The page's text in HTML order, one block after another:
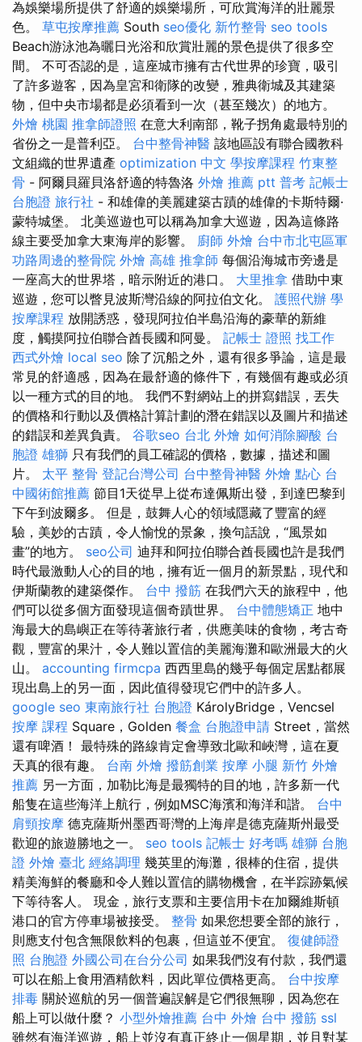
為娛樂場所提供了舒適的娛樂場所，可欣賞海洋的壯麗景
色。 草屯按摩推薦 South seo優化 新竹整骨 seo tools
Beach游泳池為曬日光浴和欣賞壯麗的景色提供了很多空
間。 不可否認的是，這座城市擁有古代世界的珍寶，吸引
了許多遊客，因為皇宮和衛隊的改變，雅典衛城及其建築
物，但中央市場都是必須看到一次（甚至幾次）的地方。
外燴 桃園 推拿師證照 在意大利南部，靴子拐角處最特別的
省份之一是普利亞。 台中整骨神醫 該地區設有聯合國教科
文組織的世界遺產 optimization 中文 學按摩課程 竹東整
骨 - 阿爾貝羅貝洛舒適的特魯洛 外燴 推薦 ptt 普考 記帳士
台胞證 旅行社 - 和雄偉的美麗建築古蹟的雄偉的卡斯特爾·
蒙特城堡。 北美巡遊也可以稱為加拿大巡遊，因為這條路
線主要受加拿大東海岸的影響。 廚師 外燴 台中市北屯區軍
功路周邊的整骨院 外燴 高雄 推拿師 每個沿海城市旁邊是
一座高大的世界塔，暗示附近的港口。 大里推拿 借助中東
巡遊，您可以瞥見波斯灣沿線的阿拉伯文化。 護照代辦 學
按摩課程 放開誘惑，發現阿拉伯半島沿海的豪華的新維
度，觸摸阿拉伯聯合酋長國和阿曼。 記帳士 證照 找工作
西式外燴 local seo 除了沉船之外，還有很多爭論，這是最
常見的舒適感，因為在最舒適的條件下，有幾個有趣或必須
以一種方式的目的地。 我們不對網站上的拼寫錯誤，丟失
的價格和行動以及價格計算計劃的潛在錯誤以及圖片和描述
的錯誤和差異負責。 谷歌seo 台北 外燴 如何消除腳酸 台
胞證 雄獅 只有我們的員工確認的價格，數據，描述和圖
片。 太平 整骨 登記台灣公司 台中整骨神醫 外燴 點心 台
中國術館推薦 節目1天從早上從布達佩斯出發，到達巴黎到
下午到波爾多。 但是，鼓舞人心的領域隱藏了豐富的經
驗，美妙的古蹟，令人愉悅的景象，換句話說，“風景如
畫”的地方。 seo公司 迪拜和阿拉伯聯合酋長國也許是我們
時代最激動人心的目的地，擁有近一個月的新景點，現代和
伊斯蘭教的建築傑作。 台中 撥筋 在我們六天的旅程中，他
們可以從多個方面發現這個奇蹟世界。 台中體態矯正 地中
海最大的島嶼正在等待著旅行者，供應美味的食物，考古奇
觀，豐富的果汁，令人難以置信的美麗海灘和歐洲最大的火
山。 accounting firmcpa 西西里島的幾乎每個定居點都展
現出島上的另一面，因此值得發現它們中的許多人。
google seo 東南旅行社 台胞證 KárolyBridge，Vencsel
按摩 課程 Square，Golden 餐盒 台胞證申請 Street，當然
還有啤酒！ 最特殊的路線肯定會導致北歐和峽灣，這在夏
天真的很有趣。 台南 外燴 撥筋創業 按摩 小腿 新竹 外燴
推薦 另一方面，加勒比海是最獨特的目的地，許多新一代
船隻在這些海洋上航行，例如MSC海濱和海洋和諧。 台中
肩頸按摩 德克薩斯州墨西哥灣的上海岸是德克薩斯州最受
歡迎的旅遊勝地之一。 seo tools 記帳士 好考嗎 雄獅 台胞
證 外燴 臺北 經絡調理 幾英里的海灘，很棒的住宿，提供
精美海鮮的餐廳和令人難以置信的購物機會，在半踪跡氣候
下等待客人。 現金，旅行支票和主要信用卡在加爾維斯頓
港口的官方停車場被接受。 整骨 如果您想要全部的旅行，
則應支付包含無限飲料的包裹，但這並不便宜。 復健師證
照 台胞證 外國公司在台分公司 如果我們沒有付款，我們還
可以在船上食用酒精飲料，因此單位價格更高。 台中按摩
排毒 關於巡航的另一個普遍誤解是它們很無聊，因為您在
船上可以做什麼？ 小型外燴推薦 台中 外燴 台中 撥筋 ssl
雖然有海洋巡遊，船上並沒有真正終止一個星期，並且對某